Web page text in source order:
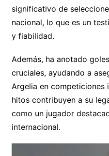
significativo de
nacional, lo que es un
y fiabilidad.
Además, ha anotado
cruciales, ayudando a
Argelia en competiciones
hitos contribuyen a su
como un jugador
internacional.